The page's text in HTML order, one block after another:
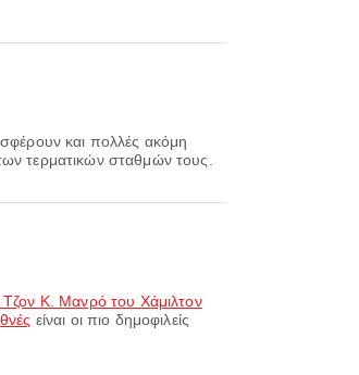
και πολλές ακόμη
τερματικών σταθμών τους.
Κ. Μανρό του Χάμιλτον
είναι οι πιο δημοφιλείς